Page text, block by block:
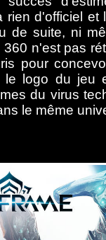
d'officiel
de suite, ni
n'est pas
pour
le logo du
du virus
le même